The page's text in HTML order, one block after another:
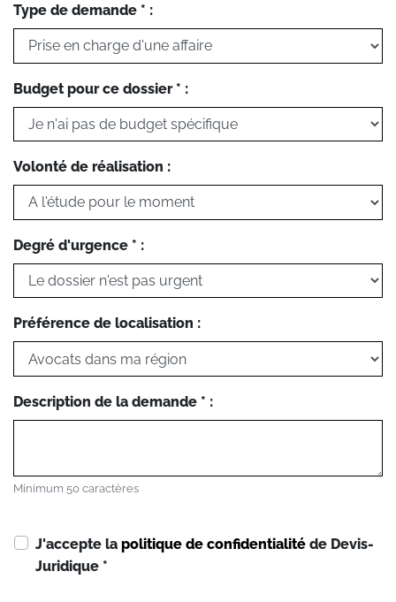
Type de demande * :
Budget pour ce dossier * :
Volonté de réalisation :
Degré d'urgence * :
Préférence de localisation :
Description de la demande * :
Minimum 50 caractères
J'accepte la politique de confidentialité de Devis-
Juridique *